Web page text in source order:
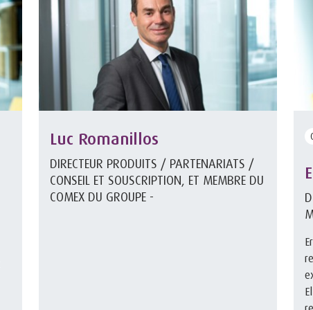
Luc Romanillos
DIRECTEUR PRODUITS / PARTENARIATS /
CONSEIL ET SOUSCRIPTION, ET MEMBRE DU
COMEX DU GROUPE -